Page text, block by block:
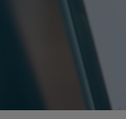
Navigation/Menü
(Schnelltaste
Zur